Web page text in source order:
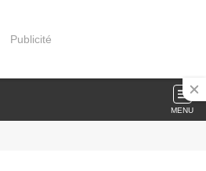
Publicité
MENU